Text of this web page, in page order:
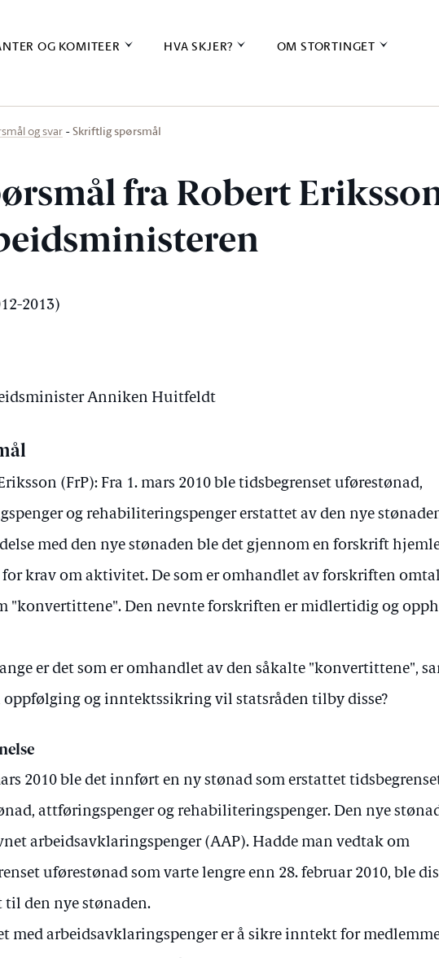
OG KOMITEER HVA SKJER? OM STORTINGET
og svar Skriftlig spørsmål
fra Robert
2013)
Anniken Huitfeldt
(FrP): Fra 1. mars 2010 ble tidsbegrenset uførestønad,
og rehabiliteringspenger erstattet av den nye
med den nye stønaden ble det gjennom en forskrift
krav om aktivitet. De som er omhandlet av forskriften
"konvertittene". Den nevnte forskriften er midlertidig og
er det som er omhandlet av den såkalte "konvertittene",
og inntektssikring vil statsråden tilby disse?
2010 ble det innført en ny stønad som erstattet
attføringspenger og rehabiliteringspenger. Den nye
arbeidsavklaringspenger (AAP). Hadde man vedtak om
uførestønad som varte lengre enn 28. februar 2010, ble
til den nye stønaden.
med arbeidsavklaringspenger er å sikre inntekt for